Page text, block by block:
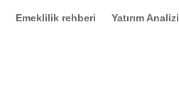
Emeklilik rehberi Yatırım Analizi